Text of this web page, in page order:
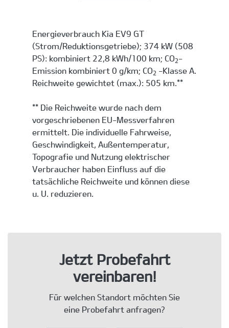
Energieverbrauch Kia EV9 GT
(Strom/Reduktionsgetriebe); 374 kW (508
PS): kombiniert 22,8 kWh/100 km; CO2-
Emission kombiniert 0 g/km; CO2 -Klasse A.
Reichweite gewichtet (max.): 505 km.**
** Die Reichweite wurde nach dem
vorgeschriebenen EU-Messverfahren
ermittelt. Die individuelle Fahrweise,
Geschwindigkeit, Außentemperatur,
Topografie und Nutzung elektrischer
Verbraucher haben Einfluss auf die
tatsächliche Reichweite und können diese
u. U. reduzieren.
Jetzt Probefahrt
vereinbaren!
Für welchen Standort möchten Sie
eine Probefahrt anfragen?